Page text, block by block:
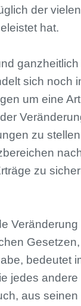
der
hat.
sich noch
um eine
zu
zu
Veränderung
bedeutet
jedes andere
aus